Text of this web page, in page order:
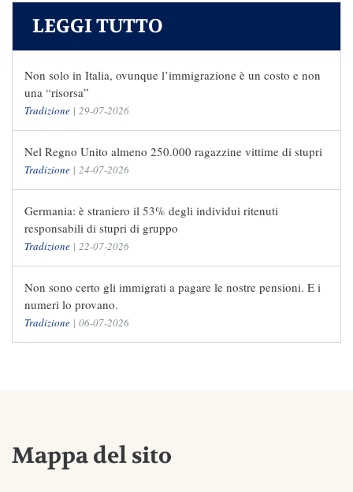
LEGGI TUTTO
Non solo in Italia, ovunque l’immigrazione è un costo e non
una “risorsa”
Tradizione | 29-07-2026
Nel Regno Unito almeno 250.000 ragazzine vittime di stupri
Tradizione | 24-07-2026
Germania: è straniero il 53% degli individui ritenuti
responsabili di stupri di gruppo
Tradizione | 22-07-2026
Non sono certo gli immigrati a pagare le nostre pensioni. E i
numeri lo provano.
Tradizione | 06-07-2026
Mappa del sito